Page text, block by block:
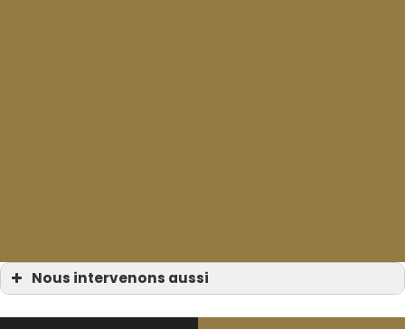
Nous intervenons aussi